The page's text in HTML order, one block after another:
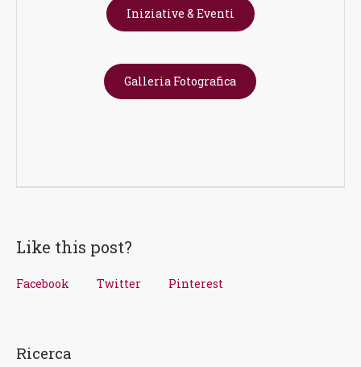
Iniziative & Eventi
Galleria Fotografica
Like this post?
Facebook Twitter Pinterest
Ricerca